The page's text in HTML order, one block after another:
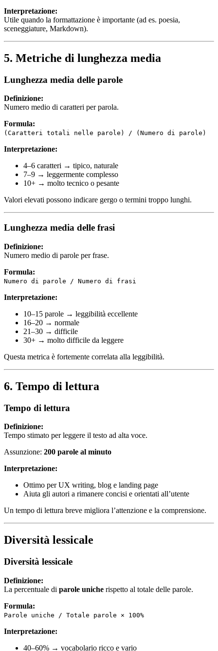
Interpretazione:
Utile quando la formattazione è importante (ad es. poesia,
sceneggiature, Markdown).
5. Metriche di lunghezza media
Lunghezza media delle parole
Definizione:
Numero medio di caratteri per parola.
Formula:
(Caratteri totali nelle parole) / (Numero di parole)
Interpretazione:
4–6 caratteri → tipico, naturale
7–9 → leggermente complesso
10+ → molto tecnico o pesante
Valori elevati possono indicare gergo o termini troppo lunghi.
Lunghezza media delle frasi
Definizione:
Numero medio di parole per frase.
Formula:
Numero di parole / Numero di frasi
Interpretazione:
10–15 parole → leggibilità eccellente
16–20 → normale
21–30 → difficile
30+ → molto difficile da leggere
Questa metrica è fortemente correlata alla leggibilità.
6. Tempo di lettura
Tempo di lettura
Definizione:
Tempo stimato per leggere il testo ad alta voce.
Assunzione: 200 parole al minuto
Interpretazione:
Ottimo per UX writing, blog e landing page
Aiuta gli autori a rimanere concisi e orientati all’utente
Un tempo di lettura breve migliora l’attenzione e la comprensione.
Diversità lessicale
Diversità lessicale
Definizione:
La percentuale di parole uniche rispetto al totale delle parole.
Formula:
Parole uniche / Totale parole × 100%
Interpretazione:
40–60% → vocabolario ricco e vario